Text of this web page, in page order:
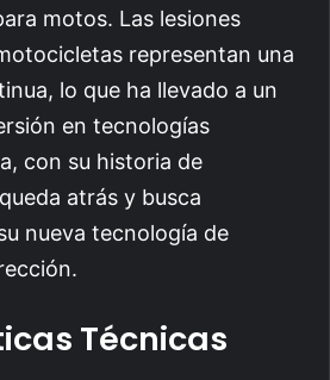
motos. Las lesiones
representan una
lo que ha llevado a un
en tecnologías
con su historia de
atrás y busca
nueva tecnología de
Técnicas